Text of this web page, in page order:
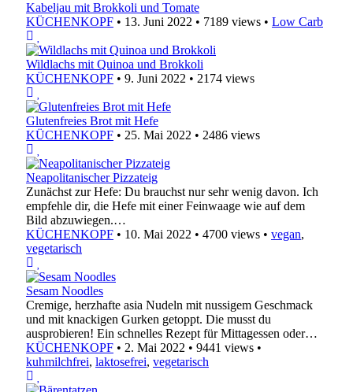
Kabeljau mit Brokkoli und Tomate
KÜCHENKOPF • 13. Juni 2022 • 7189 views • Low Carb
Wildlachs mit Quinoa und Brokkoli
KÜCHENKOPF • 9. Juni 2022 • 2174 views
Glutenfreies Brot mit Hefe
KÜCHENKOPF • 25. Mai 2022 • 2486 views
Neapolitanischer Pizzateig
Zunächst zur Hefe: Du brauchst nur sehr wenig davon. Ich
empfehle dir, die Hefe mit einer Feinwaage wie auf dem
Bild abzuwiegen.…
KÜCHENKOPF • 10. Mai 2022 • 4700 views • vegan,
vegetarisch
Sesam Noodles
Cremige, herzhafte asia Nudeln mit nussigem Geschmack
und mit knackigen Gurken getoppt. Die musst du
ausprobieren! Ein schnelles Rezept für Mittagessen oder…
KÜCHENKOPF • 2. Mai 2022 • 9441 views •
kuhmilchfrei, laktosefrei, vegetarisch